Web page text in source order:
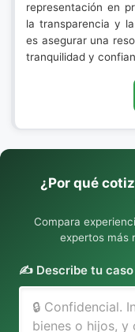
representación en
la transparencia y
es asegurar una
tranquilidad y
¿Por qué
Compara
expertos más
✍️ Describe tu caso